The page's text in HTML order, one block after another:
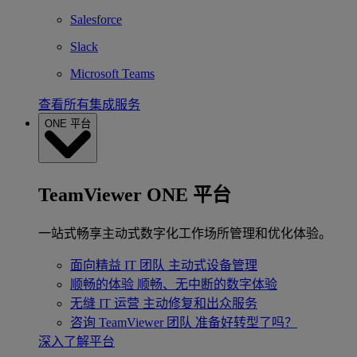
Salesforce
Slack
Microsoft Teams
查看所有集成服务
ONE 平台
TeamViewer ONE 平台
一站式畅享主动式数字化工作场所管理和优化体验。
面向精益 IT 团队 主动式设备管理
顺畅的体验 顺畅、无中断的数字体验
无缝 IT 运营 主动修复和出众服务
咨询 TeamViewer 团队 准备好转型了吗？
深入了解平台